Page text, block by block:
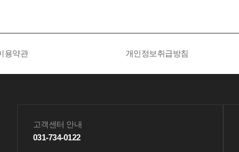
용약관 개인정보취급방침
고객센터 안내
031-734-0122